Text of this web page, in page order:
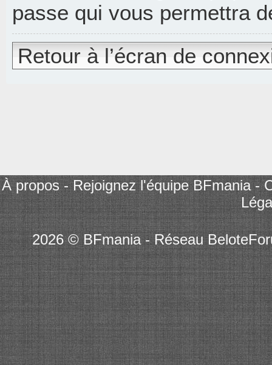
passe qui vous permettra
Retour à l’écran de
À propos-Rejoignez l'équipe BFmania-
2026 © BFmania - Réseau